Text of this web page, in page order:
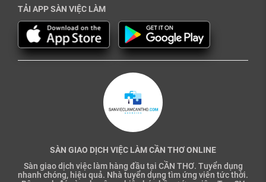
TẢI APP SÀN VIỆC LÀM
SÀN GIAO DỊCH VIỆC LÀM CẦN THƠ ONLINE
Sàn giao dịch việc làm hàng đầu tại CẦN THƠ. Tuyển dụng
nhanh chóng, hiệu quả. Nhà tuyển dụng tìm ứng viên tức thời.